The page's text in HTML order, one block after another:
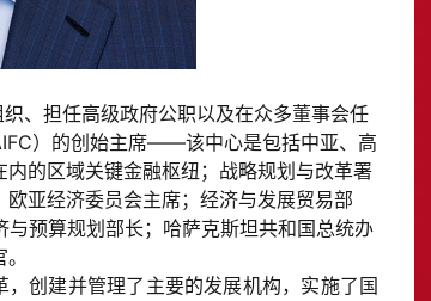
、担任高级政府公职以及在众多董事会任
）的创始主席——该中心是包括中亚、高
的区域关键金融枢纽；战略规划与改革署
亚经济委员会主席；经济与发展贸易部
预算规划部长；哈萨克斯坦共和国总统办
创建并管理了主要的发展机构，实施了国